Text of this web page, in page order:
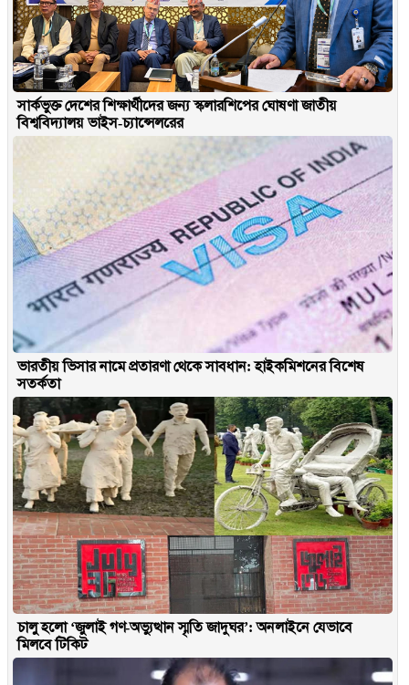
সার্কভুক্ত দেশের শিক্ষার্থীদের জন্য স্কলারশিপের ঘোষণা জাতীয়
বিশ্ববিদ্যালয় ভাইস-চ্যান্সেলরের
ভারতীয় ভিসার নামে প্রতারণা থেকে সাবধান: হাইকমিশনের বিশেষ
সতর্কতা
চালু হলো ‘জুলাই গণ-অভ্যুত্থান স্মৃতি জাদুঘর’: অনলাইনে যেভাবে
মিলবে টিকিট